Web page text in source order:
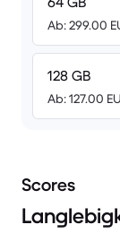
Ab: 299.00
128 GB
Ab: 127.00
Scores